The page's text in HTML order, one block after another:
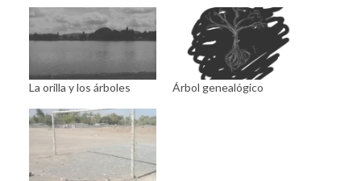
La orilla y los árboles Árbol genealógico